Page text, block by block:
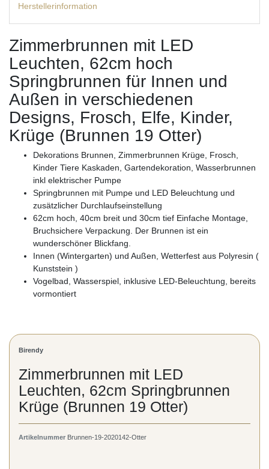
Herstellerinformation
Zimmerbrunnen mit LED
Leuchten, 62cm hoch
Springbrunnen für Innen und
Außen in verschiedenen
Designs, Frosch, Elfe, Kinder,
Krüge (Brunnen 19 Otter)
Dekorations Brunnen, Zimmerbrunnen Krüge, Frosch,
Kinder Tiere Kaskaden, Gartendekoration, Wasserbrunnen
inkl elektrischer Pumpe
Springbrunnen mit Pumpe und LED Beleuchtung und
zusätzlicher Durchlaufseinstellung
62cm hoch, 40cm breit und 30cm tief Einfache Montage,
Bruchsichere Verpackung. Der Brunnen ist ein
wunderschöner Blickfang.
Innen (Wintergarten) und Außen, Wetterfest aus Polyresin (
Kunststein )
Vogelbad, Wasserspiel, inklusive LED-Beleuchtung, bereits
vormontiert
Birendy
Zimmerbrunnen mit LED
Leuchten, 62cm Springbrunnen
Krüge (Brunnen 19 Otter)
Artikelnummer Brunnen-19-2020142-Otter